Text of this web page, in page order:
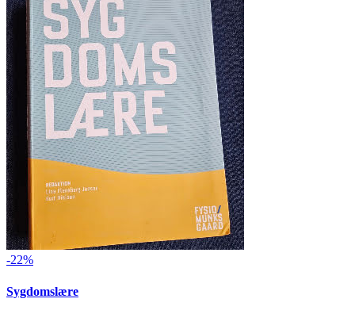
-22%
Sygdomslære